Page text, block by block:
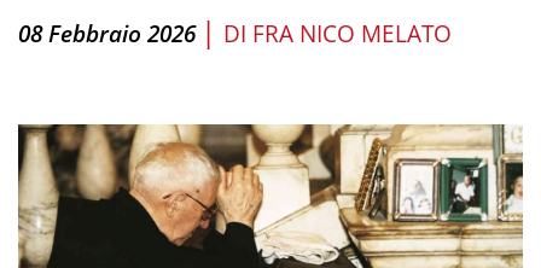
08 Febbraio 2026 | DI FRA NICO MELATO